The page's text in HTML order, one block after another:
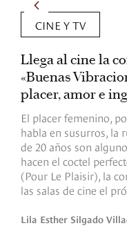
CINE Y TV
Llega al cine la
«Buenas
placer, amor e
El placer femenino,
habla en susurros, la
de 20 años son
hacen el coctel
(Pour Le Plaisir), la
las salas de cine el
Lila Esther Silgado